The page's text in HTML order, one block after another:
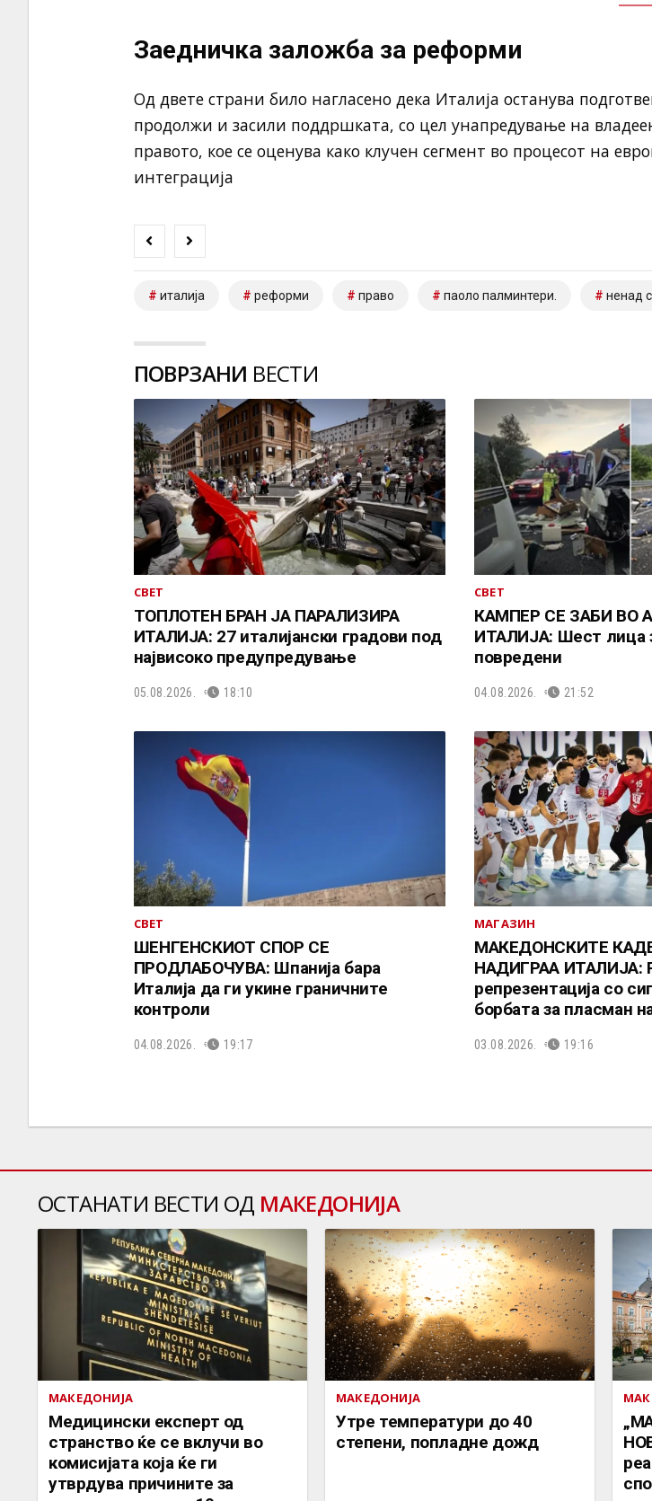
Заедничка заложба за реформи
Од двете страни било нагласено дека Италија останува
продолжи и засили поддршката, со цел унапредување на
правото, кое се оценува како клучен сегмент во процесот на
интеграција
италија реформи право паоло палминтери. ненад
ПОВРЗАНИ ВЕСТИ
СВЕТ
ТОПЛОТЕН БРАН ЈА ПАРАЛИЗИРА
ИТАЛИЈА: 27 италијански градови под
највисоко предупредување
05.08.2026. 18:10
СВЕТ
КАМПЕР СЕ ЗАБИ ВО
ИТАЛИЈА: Шест лица
повредени
04.08.2026. 21:52
СВЕТ
ШЕНГЕНСКИОТ СПОР СЕ
ПРОДЛАБОЧУВА: Шпанија бара
Италија да ги укине граничните
контроли
04.08.2026. 19:17
МАГАЗИН
МАКЕДОНСКИТЕ
НАДИГРАА ИТАЛИЈА:
репрезентација со
борбата за пласман
03.08.2026. 19:16
ОСТАНАТИ ВЕСТИ ОД МАКЕДОНИЈА
МАКЕДОНИЈА
Медицински експерт од
странство ќе се вклучи во
комисијата која ќе ги
утврдува причините за
МАКЕДОНИЈА
Утре температури до 40
степени, попладне дожд